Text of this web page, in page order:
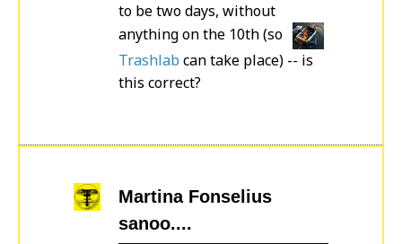
to be two days, without
anything on the 10th (so
Trashlab can take place) -- is
this correct?
Martina Fonselius
sanoo....